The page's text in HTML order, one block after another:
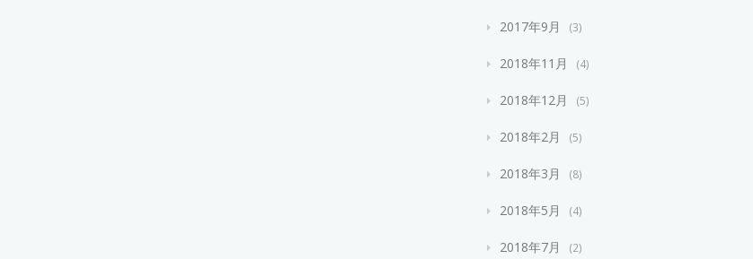
2017年9月 3
2018年11月 4
2018年12月 5
2018年2月 5
2018年3月 8
2018年5月 4
2018年7月 2